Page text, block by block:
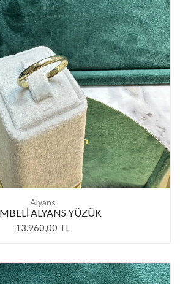
Alyans
ALYANS YÜZÜK
13.960,00 TL